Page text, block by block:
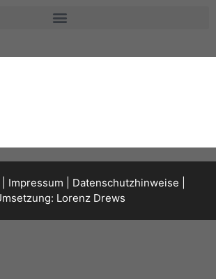
Impressum Datenschutzhinweise
Lorenz Drews